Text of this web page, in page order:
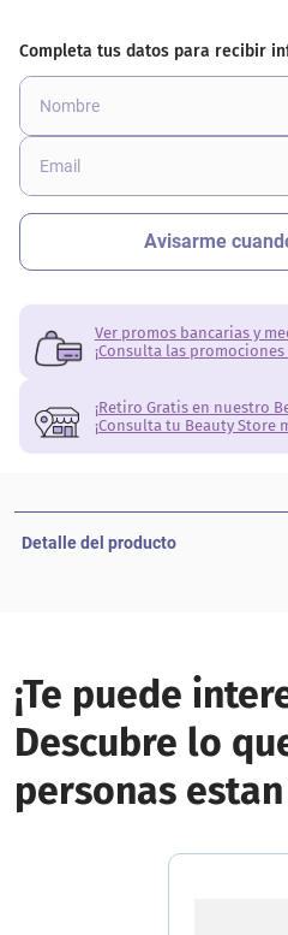
Ver promos bancarias y
¡Consulta las
¡Retiro Gratis en nuestro
¡Consulta tu Beauty Store
Detalle del producto
¡Te puede
Descubre lo
personas